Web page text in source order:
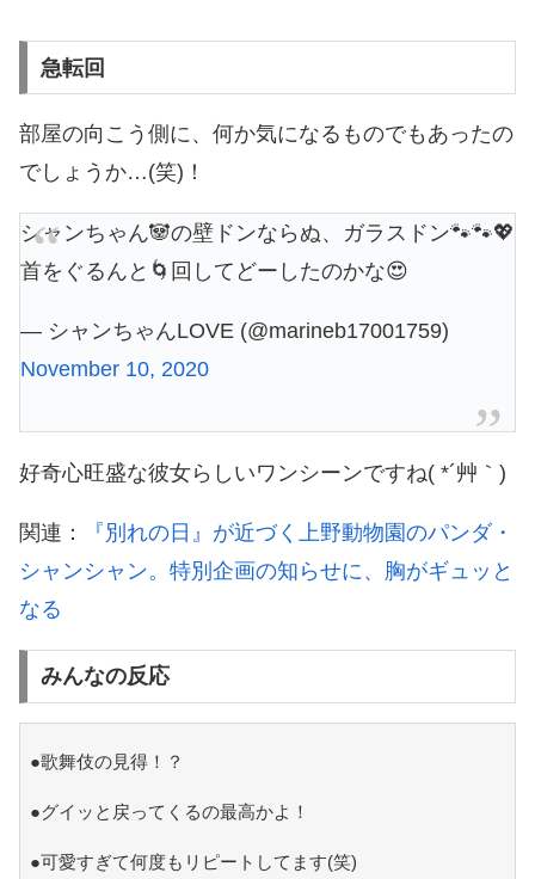
急転回
部屋の向こう側に、何か気になるものでもあったの
でしょうか…(笑)！
シャンちゃん🐼の壁ドンならぬ、ガラスドン🐾🐾💖
首をぐるんと🌀回してどーしたのかな😍
— シャンちゃんLOVE (@marineb17001759)
November 10, 2020
好奇心旺盛な彼女らしいワンシーンですね( *´艸｀)
関連：
『別れの日』が近づく上野動物園のパンダ・
シャンシャン。特別企画の知らせに、胸がギュッと
なる
みんなの反応
●歌舞伎の見得！？
●グイッと戻ってくるの最高かよ！
●可愛すぎて何度もリピートしてます(笑)